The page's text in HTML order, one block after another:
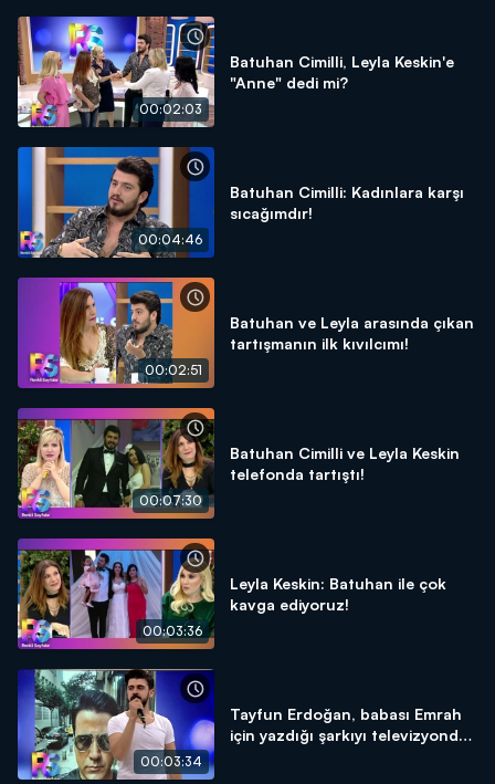
00:02:03
Batuhan Cimilli, Leyla Keskin'e
"Anne" dedi mi?
00:04:46
Batuhan Cimilli: Kadınlara karşı
sıcağımdır!
00:02:51
Batuhan ve Leyla arasında çıkan
tartışmanın ilk kıvılcımı!
00:07:30
Batuhan Cimilli ve Leyla Keskin
telefonda tartıştı!
00:03:36
Leyla Keskin: Batuhan ile çok
kavga ediyoruz!
00:03:34
Tayfun Erdoğan, babası Emrah
için yazdığı şarkıyı televizyonda